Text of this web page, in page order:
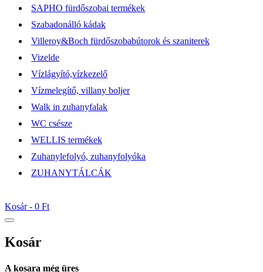
SAPHO fürdőszobai termékek
Szabadonálló kádak
Villeroy&Boch fürdőszobabútorok és szaniterek
Vizelde
Vízlágyító,vízkezelő
Vízmelegítő, villany boljer
Walk in zuhanyfalak
WC csésze
WELLIS termékek
Zuhanylefolyó, zuhanyfolyóka
ZUHANYTÁLCÁK
Kosár - 0 Ft
Kosár
A kosara még üres